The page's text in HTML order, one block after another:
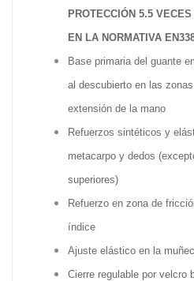
PROTECCIÓN 5.5
EN LA NORMATIVA
Base primaria del guante
al descubierto en las
extensión de la mano
Refuerzos sintéticos y
metacarpo y dedos
superiores)
Refuerzo en zona de
índice
Ajuste elástico en la
Cierre regulable por velcro